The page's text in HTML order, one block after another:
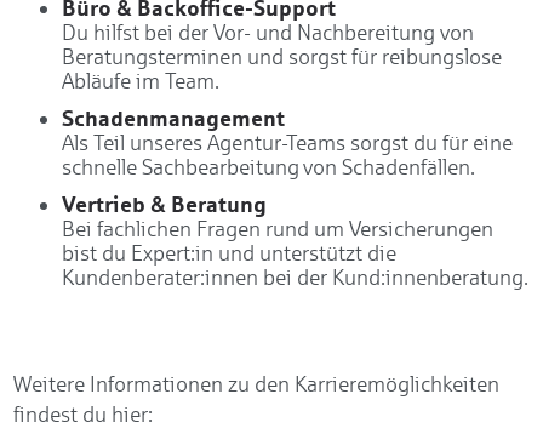
Büro & Backoffice-Support
Du hilfst bei der Vor- und Nachbereitung von
Beratungsterminen und sorgst für reibungslose
Abläufe im Team.
Schadenmanagement
Als Teil unseres Agentur-Teams sorgst du für eine
schnelle Sachbearbeitung von Schadenfällen.
Vertrieb & Beratung
Bei fachlichen Fragen rund um Versicherungen
bist du Expert:in und unterstützt die
Kundenberater:innen bei der Kund:innenberatung.
Weitere Informationen zu den Karrieremöglichkeiten
findest du hier: